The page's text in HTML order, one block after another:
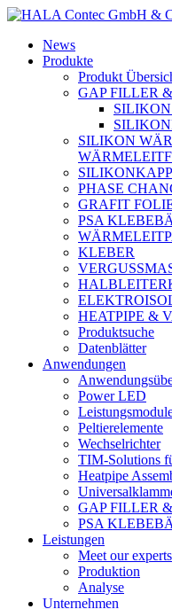
News
Produkte
Produkt
GAP FILLER
SILIKON
SILIKON
PHASE
GRAFIT
PSA
KLEBER
HEATPIPE &
Produktsuche
Datenblätter
Anwendungen
Power LED
Peltierelemente
Wechselrichter
TIM-Solutions
Heatpipe
GAP FILLER
PSA
Leistungen
Meet our experts
Produktion
Analyse
Unternehmen